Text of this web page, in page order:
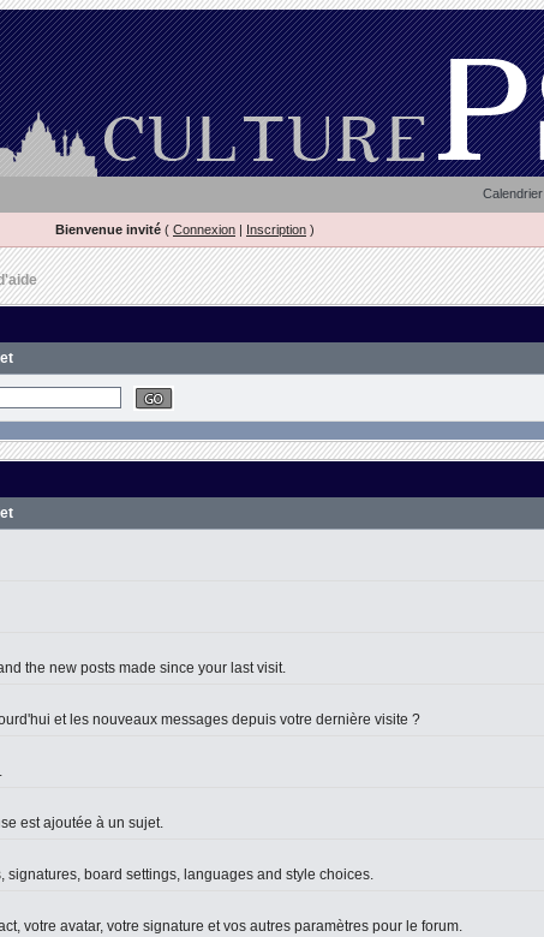
Calendrier
Bienvenue invité ( Connexion | Inscription )
the new posts made since your last visit.
et les nouveaux messages depuis votre dernière visite ?
est ajoutée à un sujet.
board settings, languages and style choices.
votre avatar, votre signature et vos autres paramètres pour le forum.